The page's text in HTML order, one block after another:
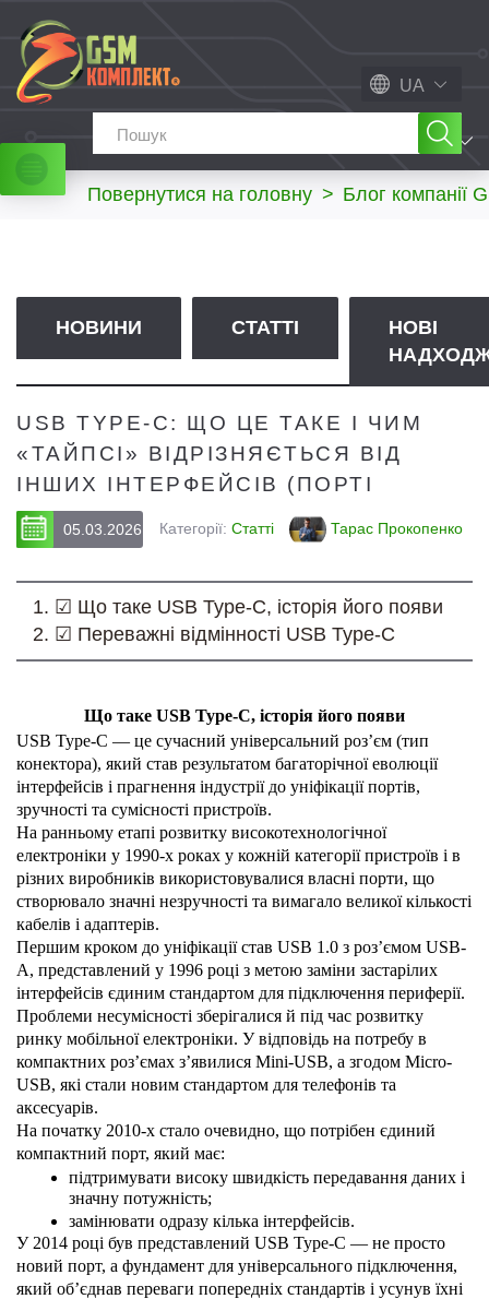
UA
МЕНЮ
Повернутися на головну > Блог компанії
НОВИНИ СТАТТІ
НОВІ
USB TYPE-C: ЩО ЦЕ ТАКЕ І ЧИМ
«ТАЙПСІ» ВІДРІЗНЯЄТЬСЯ ВІД
ІНШИХ ІНТЕРФЕЙСІВ (ПОРТІ
05.03.2026 Категорії: Статті Тарас Прокопенко
1. ☑ Що таке USB Type-C, історія його появи
2. ☑ Переважні відмінності USB Type-C
Що таке USB Type-C, історія його появи
USB Type-C — це сучасний універсальний роз’єм (тип
конектора), який став результатом багаторічної еволюції
інтерфейсів і прагнення індустрії до уніфікації портів,
зручності та сумісності пристроїв.
На ранньому етапі розвитку високотехнологічної
електроніки у 1990-х роках у кожній категорії пристроїв і в
різних виробників використовувалися власні порти, що
створювало значні незручності та вимагало великої кількості
кабелів і адаптерів.
Першим кроком до уніфікації став USB 1.0 з роз’ємом USB-
A, представлений у 1996 році з метою заміни застарілих
інтерфейсів єдиним стандартом для підключення периферії.
Проблеми несумісності зберігалися й під час розвитку
ринку мобільної електроніки. У відповідь на потребу в
компактних роз’ємах з’явилися Mini-USB, а згодом Micro-
USB, які стали новим стандартом для телефонів та
аксесуарів.
На початку 2010-х стало очевидно, що потрібен єдиний
компактний порт, який має:
підтримувати високу швидкість передавання даних і
значну потужність;
замінювати одразу кілька інтерфейсів.
У 2014 році був представлений USB Type-C — не просто
новий порт, а фундамент для універсального підключення,
який об’єднав переваги попередніх стандартів і усунув їхні